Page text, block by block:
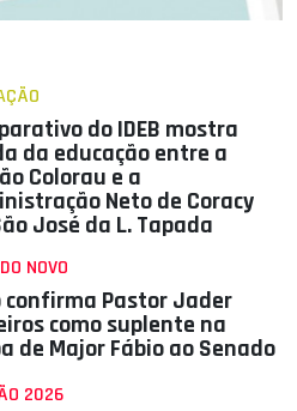
do IDEB mostra
da educação entre a
Colorau e a
Neto de Coracy
José da L. Tapada
NOVO
confirma Pastor Jader
como suplente na
de Major Fábio ao Senado
2026